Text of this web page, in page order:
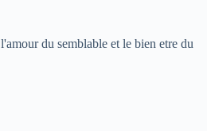
du semblable et le bien etre du